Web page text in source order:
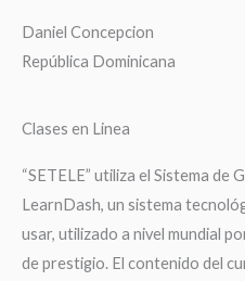
Daniel Concepcion
República Dominicana
Clases en Linea
“SETELE” utiliza el Sistema de
LearnDash, un sistema
usar, utilizado a nivel mundial
de prestigio. El contenido del